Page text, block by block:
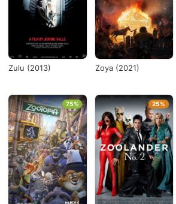
Zulu (2013) Zoya (2021)
75% 25%